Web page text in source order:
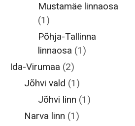
Mustamäe linnaosa
(1)
Põhja-Tallinna
linnaosa (1)
Ida-Virumaa (2)
Jõhvi vald (1)
Jõhvi linn (1)
Narva linn (1)